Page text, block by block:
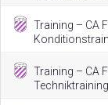
Training – CA
Training – CA